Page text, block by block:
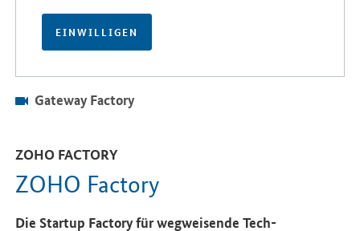
EINWILLIGEN
Gateway Factory
ZOHO FACTORY
ZOHO Factory
Die Startup Factory für wegweisende Tech-